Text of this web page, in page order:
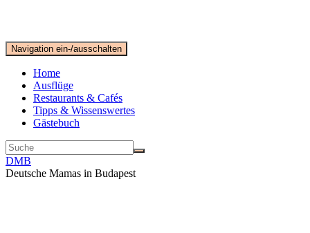
Navigation ein-/ausschalten
Home
Ausflüge
Restaurants & Cafés
Tipps & Wissenswertes
Gästebuch
DMB
Deutsche Mamas in Budapest